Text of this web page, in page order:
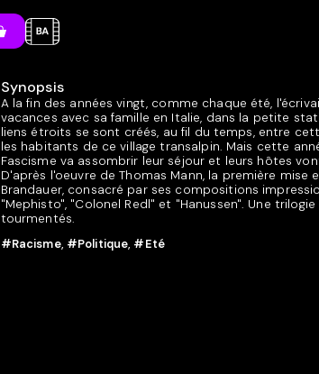
Synopsis
A la fin des années vingt, comme chaque été,
vacances avec sa famille en Italie, dans la petite
liens étroits se sont créés, au fil du temps, entre
les habitants de ce village transalpin. Mais cette
Fascisme va assombrir leur séjour et leurs hôtes
D'après l'oeuvre de Thomas Mann, la première mise
Brandauer, consacré par ses compositions
"Mephisto", "Colonel Redl" et "Hanussen". Une
tourmentés.
#Racisme, #Politique, #Eté